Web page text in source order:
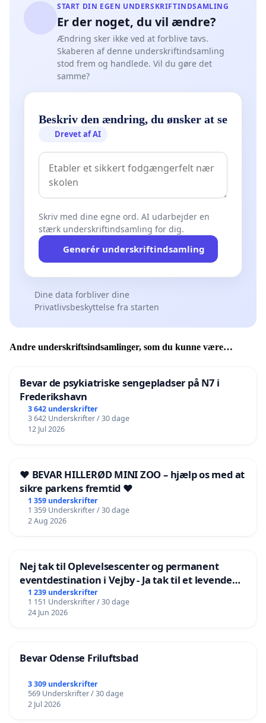
START DIN EGEN UNDERSKRIFTINDSAMLING
Er der noget, du vil ændre?
Ændring sker ikke ved at forblive tavs.
Skaberen af denne underskriftindsamling
stod frem og handlede. Vil du gøre det
samme?
Beskriv den ændring, du ønsker at se
Drevet af AI
Skriv med dine egne ord. AI udarbejder en
stærk underskriftindsamling for dig.
Generér underskriftindsamling
Dine data forbliver dine
Privatlivsbeskyttelse fra starten
Andre underskriftsindsamlinger, som du kunne være
Bevar de psykiatriske sengepladser på N7 i
Frederikshavn
3 642 underskrifter
3 642 Underskrifter / 30 dage
12 Jul 2026
❤️ BEVAR HILLERØD MINI ZOO – hjælp os med at
sikre parkens fremtid ❤️
1 359 underskrifter
1 359 Underskrifter / 30 dage
2 Aug 2026
Nej tak til Oplevelsescenter og permanent
eventdestination i Vejby - Ja tak til et levende
lokalområde i balance
1 239 underskrifter
1 151 Underskrifter / 30 dage
24 Jun 2026
Bevar Odense Friluftsbad
3 309 underskrifter
569 Underskrifter / 30 dage
2 Jul 2026